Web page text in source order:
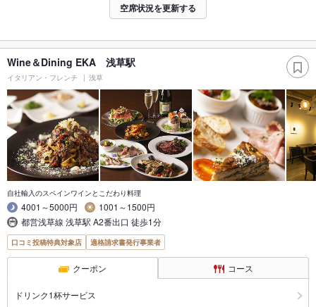
空席状況を更新する
Wine＆Dining EKA 浅草駅
イタリアン・フレンチ 浅草
自社輸入のスペインワインとこだわり料理
4001～5000円
1001～1500円
都営浅草線 浅草駅 A2番出口 徒歩1分
口コミ投稿特典対象店 適格請求書発行事業者
クーポン コース
ドリンク1杯サービス